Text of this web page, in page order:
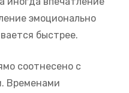
эмоционально
быстрее.
соотнесено с
Временами